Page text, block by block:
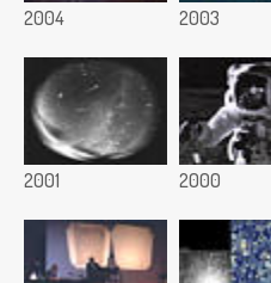
2004 2003
2001 2000